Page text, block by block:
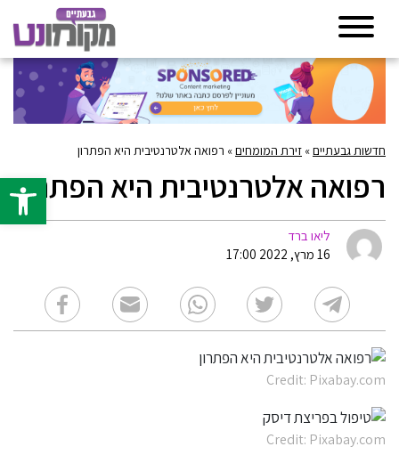
פתח
חדשות גבעתיים» זירת המומחים» רפואה אלטרנטיבית היא הפתרון
רפואה אלטרנטיבית היא הפתרון
ליאו ברד
16 מרץ, 2022 17:00
Credit: Pixabay.com
Credit: Pixabay.com